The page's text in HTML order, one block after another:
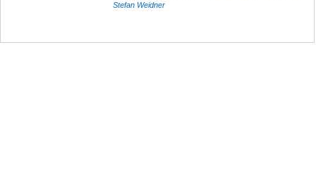
Stefan Weidner